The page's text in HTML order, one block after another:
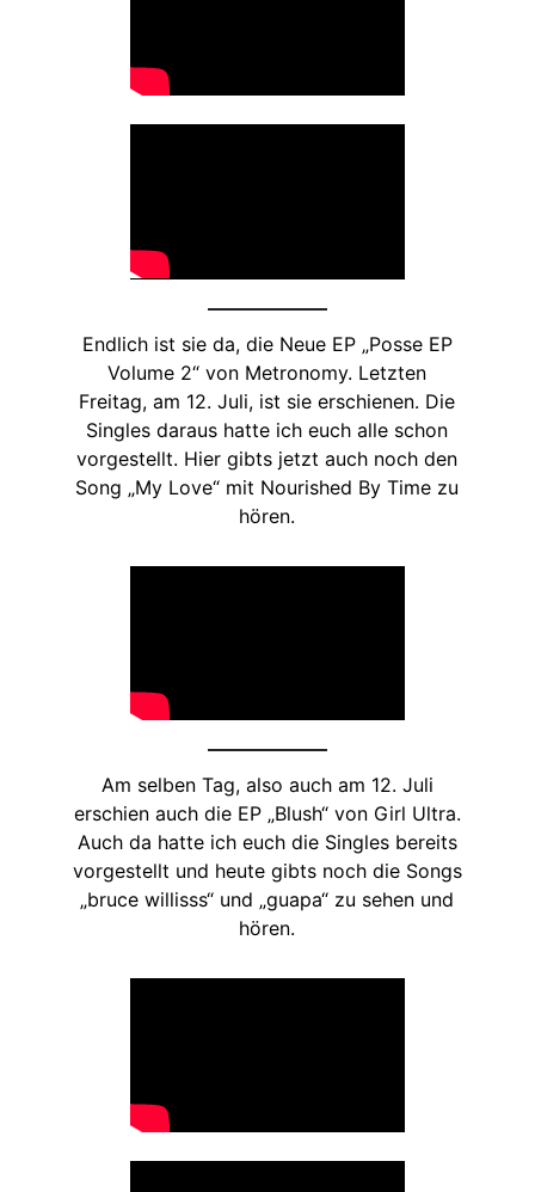
Endlich ist sie da, die Neue EP „Posse EP
Volume 2“ von Metronomy. Letzten
Freitag, am 12. Juli, ist sie erschienen. Die
Singles daraus hatte ich euch alle schon
vorgestellt. Hier gibts jetzt auch noch den
Song „My Love“ mit Nourished By Time zu
hören.
Am selben Tag, also auch am 12. Juli
erschien auch die EP „Blush“ von Girl Ultra.
Auch da hatte ich euch die Singles bereits
vorgestellt und heute gibts noch die Songs
„bruce willisss“ und „guapa“ zu sehen und
hören.